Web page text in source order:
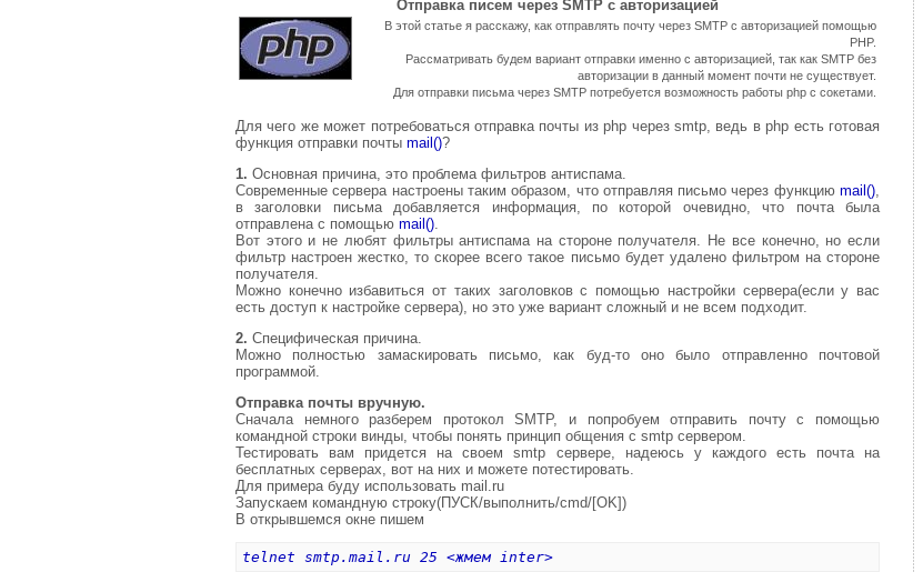
Отправка писем через SMTP с авторизацией
В этой статье я расскажу, как отправлять почту через SMTP с авторизацией помощью
PHP.
Рассматривать будем вариант отправки именно с авторизацией, так как SMTP без
авторизации в данный момент почти не существует.
Для отправки письма через SMTP потребуется возможность работы php с сокетами.
Для чего же может потребоваться отправка почты из php через smtp, ведь в php есть готовая
функция отправки почты mail()?
1. Основная причина, это проблема фильтров антиспама.
Современные сервера настроены таким образом, что отправляя письмо через функцию mail(),
в заголовки письма добавляется информация, по которой очевидно, что почта была
отправлена с помощью mail().
Вот этого и не любят фильтры антиспама на стороне получателя. Не все конечно, но если
фильтр настроен жестко, то скорее всего такое письмо будет удалено фильтром на стороне
получателя.
Можно конечно избавиться от таких заголовков с помощью настройки сервера(если у вас
есть доступ к настройке сервера), но это уже вариант сложный и не всем подходит.
2. Специфическая причина.
Можно полностью замаскировать письмо, как буд-то оно было отправленно почтовой
программой.
Отправка почты вручную.
Сначала немного разберем протокол SMTP, и попробуем отправить почту с помощью
командной строки винды, чтобы понять принцип общения с smtp сервером.
Тестировать вам придется на своем smtp сервере, надеюсь у каждого есть почта на
бесплатных серверах, вот на них и можете потестировать.
Для примера буду использовать mail.ru
Запускаем командную строку(ПУСК/выполнить/cmd/[OK])
В открывшемся окне пишем
telnet smtp.mail.ru 25 <жмем inter>